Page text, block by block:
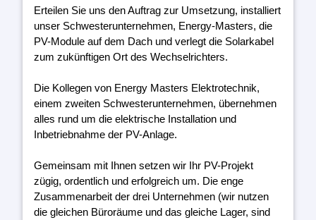
Erteilen Sie uns den Auftrag zur Umsetzung, installiert
unser Schwesterunternehmen, Energy-Masters, die
PV-Module auf dem Dach und verlegt die Solarkabel
zum zukünftigen Ort des Wechselrichters.
Die Kollegen von Energy Masters Elektrotechnik,
einem zweiten Schwesterunternehmen, übernehmen
alles rund um die elektrische Installation und
Inbetriebnahme der PV-Anlage.
Gemeinsam mit Ihnen setzen wir Ihr PV-Projekt
zügig, ordentlich und erfolgreich um. Die enge
Zusammenarbeit der drei Unternehmen (wir nutzen
die gleichen Büroräume und das gleiche Lager, sind